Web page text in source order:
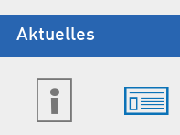
Aktuelles